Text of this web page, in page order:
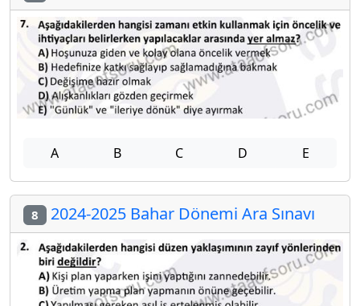
A B C D E
8 2024-2025 Bahar Dönemi Ara Sınavı